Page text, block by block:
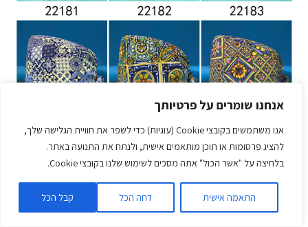
אנחנו שומרים על פרטיותך
אנו משתמשים בקובצי Cookie (עוגיות) כדי לשפר את חוויית הגלישה שלך,
להציג פרסומות או תוכן מותאמים אישית, ולנתח את התנועה באתר.
בלחיצה על "אשר הכול" אתה מסכים לשימוש שלנו בקובצי Cookie.
התאמה אישית דחה הכל קבל הכל